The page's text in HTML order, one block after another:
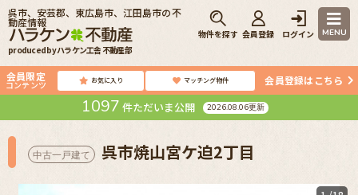
produced by ハラケン工舎 不動産部
呉市、安芸郡、東広島市、江田島市の不
動産情報
物件を探す 会員登録 ログイン MENU
会員限定
コンテンツ お気に入り マッチング物件 会員登録はこちら
1097 件ただいま公開 2026.08.06更新
中古一戸建て 呉市焼山宮ケ迫2丁目